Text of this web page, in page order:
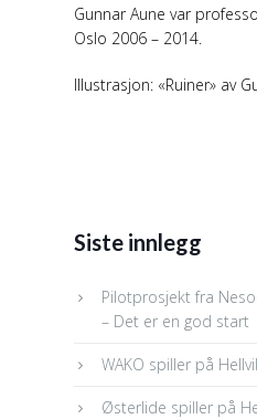
Gunnar Aune var
Oslo 2006 – 2014.
Illustrasjon: «Ruiner» av
Siste innlegg
Pilotprosjekt fra
– Det er en god start
WAKO spiller på
Østerlide spiller på